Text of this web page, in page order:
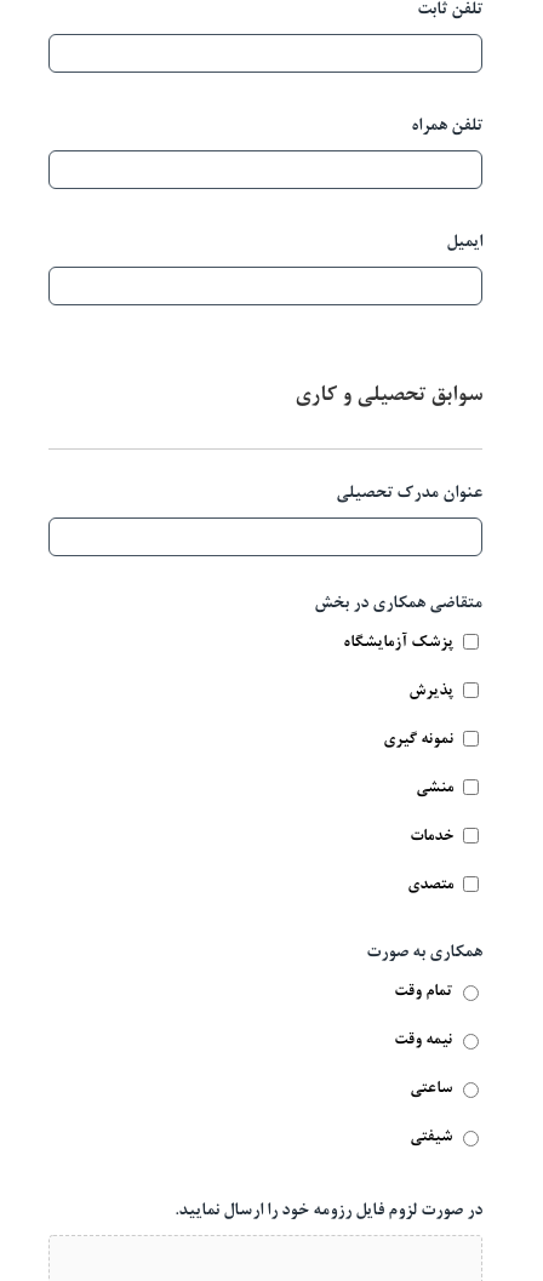
تلفن ثابت
تلفن همراه
ایمیل
سوابق تحصیلی و کاری
عنوان مدرک تحصیلی
متقاضی همکاری در بخش
پزشک آزمایشگاه
پذیرش
نمونه گیری
منشی
خدمات
متصدی
همکاری به صورت
تمام وقت
نیمه وقت
ساعتی
شیفتی
در صورت لزوم فایل رزومه خود را ارسال نمایید.